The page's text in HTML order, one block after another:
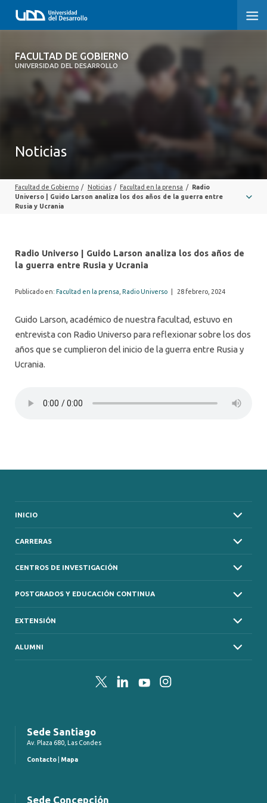
FACULTAD DE GOBIERNO
UNIVERSIDAD DEL DESARROLLO
FACULTAD DE GOBIERNO
EXTENSIÓN
Noticias
Facultad de Gobierno / Noticias / Facultad en la prensa /
Radio
Universo | Guido Larson analiza los dos años de la guerra entre
Rusia y Ucrania
Radio Universo | Guido Larson analiza los dos años de
la guerra entre Rusia y Ucrania
Publicado en: Facultad en la prensa Radio Universo 28 febrero, 2024
Guido Larson, académico de nuestra facultad, estuvo en
entrevista con Radio Universo para reflexionar sobre los dos
años que se cumplieron del inicio de la guerra entre Rusia y
Ucrania.
INICIO
CARRERAS
CENTROS DE INVESTIGACIÓN
POSTGRADOS Y EDUCACIÓN CONTINUA
EXTENSIÓN
ALUMNI
TwitterLinkedInYouTubeInstagram
Sede Santiago
Av. Plaza 680, Las Condes
Contacto Mapa
Sede Concepción